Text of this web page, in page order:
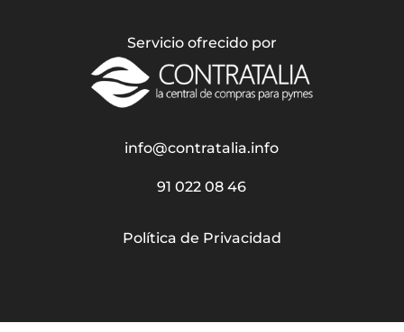
Servicio ofrecido por
info@contratalia.info
91 022 08 46
Política de Privacidad